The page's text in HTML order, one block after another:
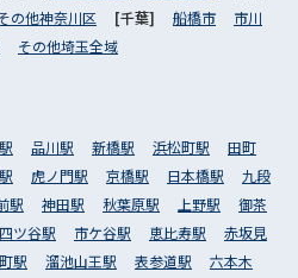
の他神奈川区 [千葉] 船橋市
市川
その他埼玉全域
品川駅 新橋駅 浜松町駅
田町
虎ノ門駅 京橋駅 日本橋駅
九段
駅 神田駅 秋葉原駅 上野駅
御茶
四ツ谷駅 市ケ谷駅 恵比寿駅
赤坂見
駅 溜池山王駅 表参道駅
六本木